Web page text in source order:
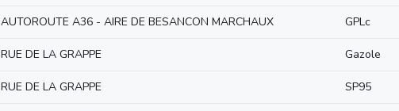
AUTOROUTE A36 - AIRE DE BESANCON MARCHAUX GPLc
RUE DE LA GRAPPE Gazole
RUE DE LA GRAPPE SP95